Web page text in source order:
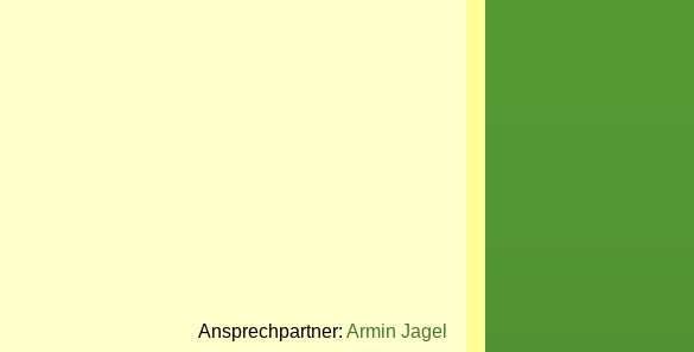
Ansprechpartner: Armin Jagel